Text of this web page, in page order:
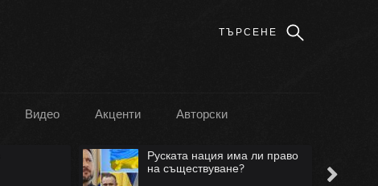
Видео Акценти Авторски
Руската нация има ли право
на съществуване?